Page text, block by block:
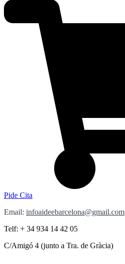
Pide Cita
Email: infoaideebarcelona@gmail.com
Telf: + 34 934 14 42 05
C/Amigó 4 (junto a Tra. de Gràcia)